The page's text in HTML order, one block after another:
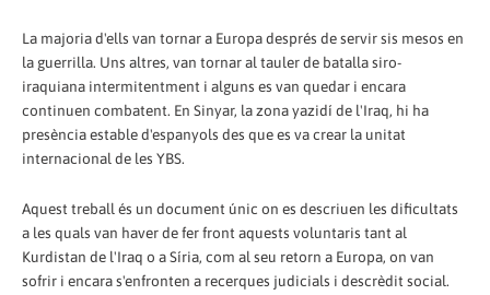
La majoria d'ells van tornar a Europa després de servir sis mesos en
la guerrilla. Uns altres, van tornar al tauler de batalla siro-
iraquiana intermitentment i alguns es van quedar i encara
continuen combatent. En Sinyar, la zona yazidí de l'Iraq, hi ha
presència estable d'espanyols des que es va crear la unitat
internacional de les YBS.
Aquest treball és un document únic on es descriuen les dificultats
a les quals van haver de fer front aquests voluntaris tant al
Kurdistan de l'Iraq o a Síria, com al seu retorn a Europa, on van
sofrir i encara s'enfronten a recerques judicials i descrèdit social.